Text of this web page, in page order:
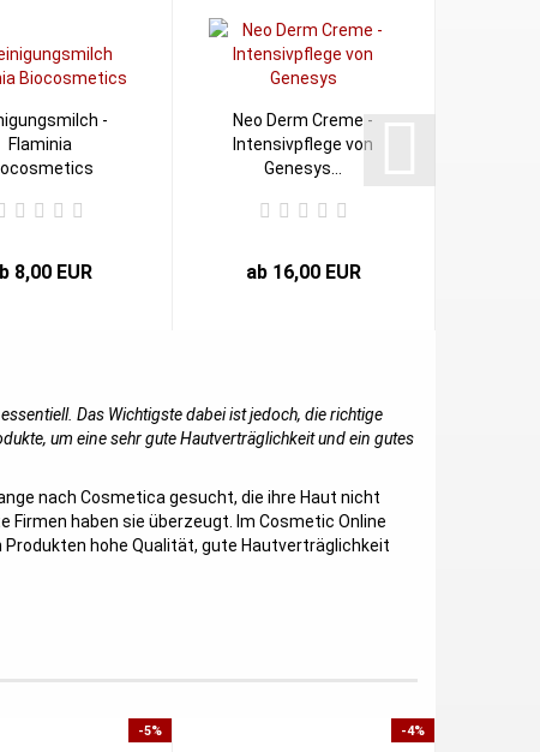
-
Flaminia
8,00 EUR
Neo Derm Creme -
Intensivpflege von
Genesys...
ab 16,00 EUR
Das Wichtigste dabei ist jedoch, die richtige
um eine sehr gute Hautverträglichkeit und ein gutes
nach Cosmetica gesucht, die ihre Haut nicht
haben sie überzeugt. Im Cosmetic Online
hohe Qualität, gute Hautverträglichkeit
-5% -4%